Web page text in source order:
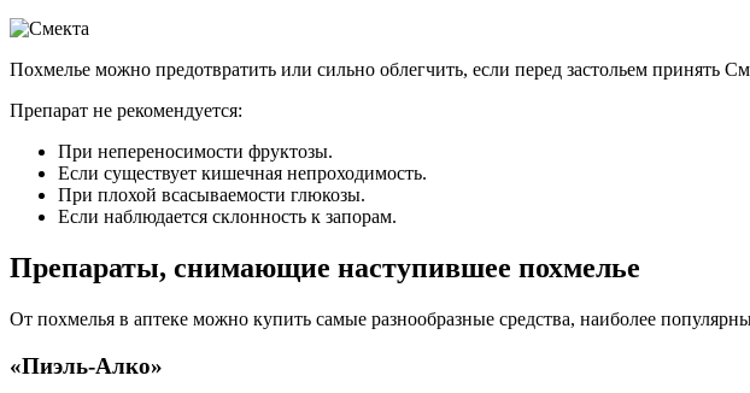
Похмелье можно предотвратить или сильно облегчить, если перед застольем принять
Препарат не рекомендуется:
При непереносимости фруктозы.
Если существует кишечная непроходимость.
При плохой всасываемости глюкозы.
Если наблюдается склонность к запорам.
Препараты, снимающие наступившее похмелье
От похмелья в аптеке можно купить самые разнообразные средства, наиболее
«Пиэль-Алко»